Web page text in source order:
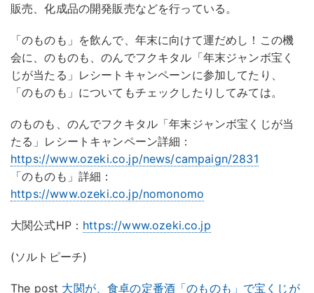
販売、化成品の開発販売などを行っている。
「のものも」を飲んで、年末に向けて運だめし！この機
会に、のものも、のんでフクキタル「年末ジャンボ宝く
じが当たる」レシートキャンペーンに参加してたり、
「のものも」についてもチェックしたりしてみては。
のものも、のんでフクキタル「年末ジャンボ宝くじが当
たる」レシートキャンペーン詳細：
https://www.ozeki.co.jp/news/campaign/2831
「のものも」詳細：
https://www.ozeki.co.jp/nomonomo
大関公式HP： https://www.ozeki.co.jp
(ソルトピーチ)
The post 大関が、食卓の定番酒「のものも」で宝くじが